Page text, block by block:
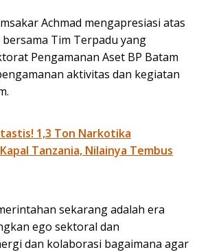
Achmad mengapresiasi atas
Tim Terpadu yang
Pengamanan Aset BP Batam
aktivitas dan kegiatan
1,3 Ton Narkotika
Tanzania, Nilainya Tembus
sekarang adalah era
ego sektoral dan
dan kolaborasi bagaimana agar